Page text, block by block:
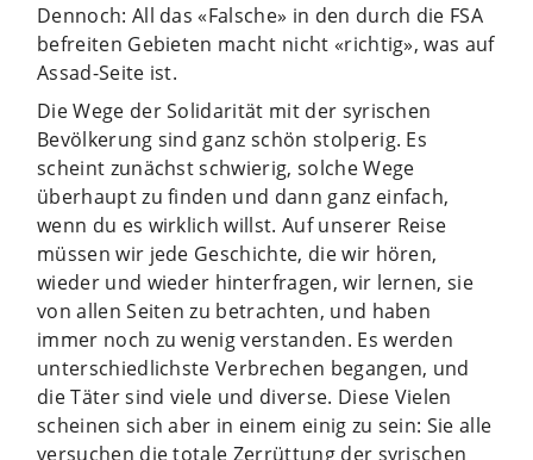
Dennoch: All das «Falsche» in den durch die FSA
befreiten Gebieten macht nicht «richtig», was auf
Assad-Seite ist.
Die Wege der Solidarität mit der syrischen
Bevölkerung sind ganz schön stolperig. Es
scheint zunächst schwierig, solche Wege
überhaupt zu finden und dann ganz einfach,
wenn du es wirklich willst. Auf unserer Reise
müssen wir jede Geschichte, die wir hören,
wieder und wieder hinterfragen, wir lernen, sie
von allen Seiten zu betrachten, und haben
immer noch zu wenig verstanden. Es werden
unterschiedlichste Verbrechen begangen, und
die Täter sind viele und diverse. Diese Vielen
scheinen sich aber in einem einig zu sein: Sie alle
versuchen die totale Zerrüttung der syrischen